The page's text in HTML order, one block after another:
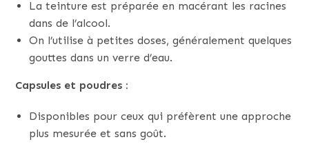
La teinture est préparée en macérant les racines
dans de l’alcool.
On l’utilise à petites doses, généralement quelques
gouttes dans un verre d’eau.
Capsules et poudres :
Disponibles pour ceux qui préfèrent une approche
plus mesurée et sans goût.